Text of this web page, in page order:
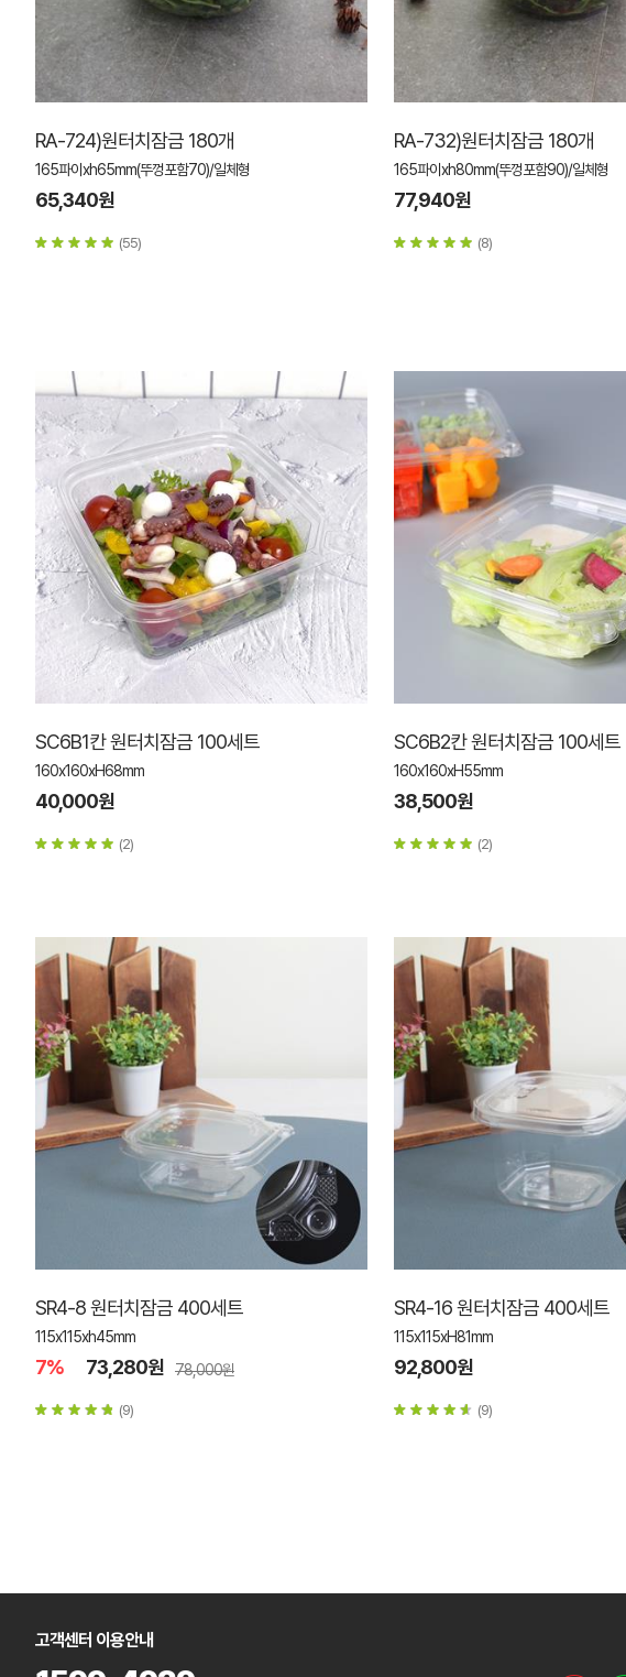
RA-724)원터치잠금 180개
165파이xh65mm(뚜껑포함70)/일체형
65,340원
(55)
RA-732)원터치잠금 180개
165파이xh80mm(뚜껑포함90)/일체형
77,940원
(8)
SC6B1칸 원터치잠금 100세트
160x160xH68mm
40,000원
(2)
SC6B2칸 원터치잠금 100세트
160x160xH55mm
38,500원
(2)
SR4-8 원터치잠금 400세트
115x115xh45mm
7% 73,280원 78,000원
(9)
SR4-16 원터치잠금 400세트
115x115xH81mm
92,800원
(9)
고객센터 이용안내